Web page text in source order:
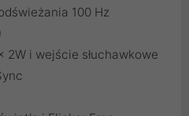
100 Hz
2W i wejście słuchawkowe